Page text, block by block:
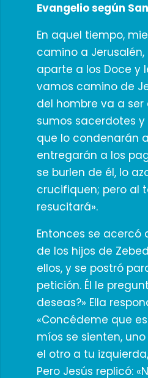
Evangelio según
En aquel tiempo,
camino a Jerusalén,
aparte a los Doce y
vamos camino de
del hombre va a
sumos sacerdotes y
que lo condenarán
entregarán a los
se burlen de él, lo
crucifiquen; pero al
resucitará».
Entonces se acercó
de los hijos de
ellos, y se postró
petición. Él le
deseas?» Ella
«Concédeme que
míos se sienten,
el otro a tu
Pero Jesús replicó: